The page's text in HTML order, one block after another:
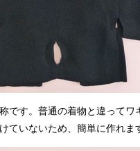
です。普通の着物と違ってワ
ていないため、簡単に作れま